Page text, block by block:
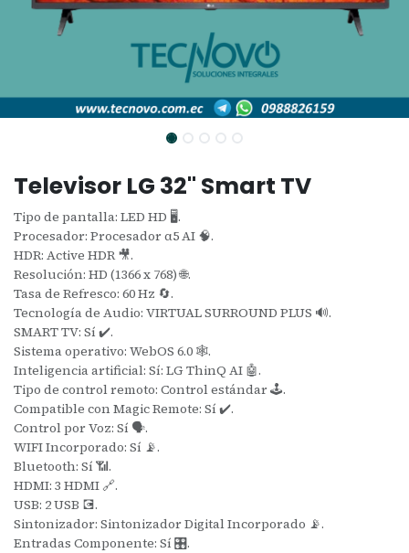
Televisor LG 32" Smart TV
Tipo de pantalla: LED HD 🖥️.
Procesador: Procesador α5 AI 🧠.
HDR: Active HDR 🎥.
Resolución: HD (1366 x 768) 🌐.
Tasa de Refresco: 60 Hz 🔄.
Tecnología de Audio: VIRTUAL SURROUND PLUS 🔊.
SMART TV: Sí ✔️.
Sistema operativo: WebOS 6.0 🕸️.
Inteligencia artificial: Sí: LG ThinQ AI 🤖.
Tipo de control remoto: Control estándar 🕹️.
Compatible con Magic Remote: Sí ✔️.
Control por Voz: Sí 🗣️.
WIFI Incorporado: Sí 📡.
Bluetooth: Sí 📶.
HDMI: 3 HDMI 🔗.
USB: 2 USB 💽.
Sintonizador: Sintonizador Digital Incorporado 📡.
Entradas Componente: Sí 🎛️.